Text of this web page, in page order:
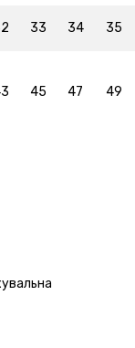
33 34 35
45 47 49